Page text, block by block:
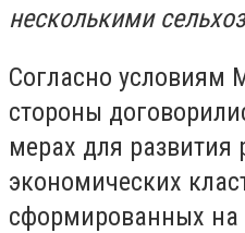
несколькими
Согласно условиям
стороны
мерах для развития
экономических
сформированных на